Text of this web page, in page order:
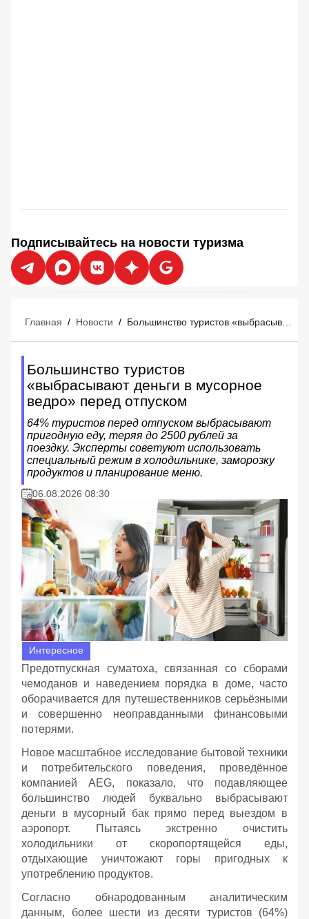
Подписывайтесь на новости туризма
Главная / Новости /
Большинство туристов
«выбрасывают деньги в мусорное
ведро» перед отпуском
64% туристов перед отпуском выбрасывают
пригодную еду, теряя до 2500 рублей за
поездку. Эксперты советуют использовать
специальный режим в холодильнике, заморозку
продуктов и планирование меню.
06.08.2026 08:30
Интересное
Предотпускная суматоха, связанная со сборами
чемоданов и наведением порядка в доме, часто
оборачивается для путешественников серьёзными
и совершенно неоправданными финансовыми
потерями.
Новое масштабное исследование бытовой техники
и потребительского поведения, проведённое
компанией AEG, показало, что подавляющее
большинство людей буквально выбрасывают
деньги в мусорный бак прямо перед выездом в
аэропорт. Пытаясь экстренно очистить
холодильники от скоропортящейся еды,
отдыхающие уничтожают горы пригодных к
употреблению продуктов.
Согласно обнародованным аналитическим
данным, более шести из десяти туристов (64%)